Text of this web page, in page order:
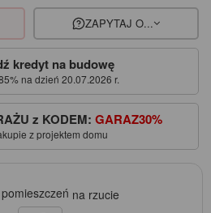
ZAPYTAJ O...
kredyt na budowę
na dzień 20.07.2026 r.
z KODEM: GARAZ30%
z projektem domu
na rzucie